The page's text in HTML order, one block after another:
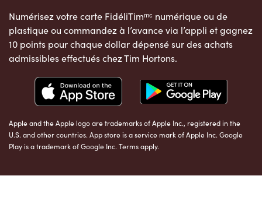
Numérisez votre carte FidéliTimᵐᶜ numérique ou de
plastique ou commandez à l’avance via l’appli et gagnez
10 points pour chaque dollar dépensé sur des achats
admissibles effectués chez Tim Hortons.
Apple and the Apple logo are trademarks of Apple Inc., registered in the
U.S. and other countries. App store is a service mark of Apple Inc. Google
Play is a trademark of Google Inc. Terms apply.